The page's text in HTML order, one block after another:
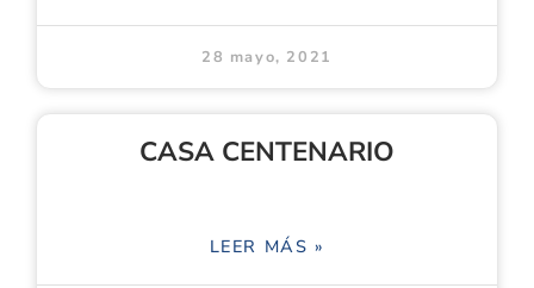
28 mayo, 2021
CASA CENTENARIO
LEER MÁS »